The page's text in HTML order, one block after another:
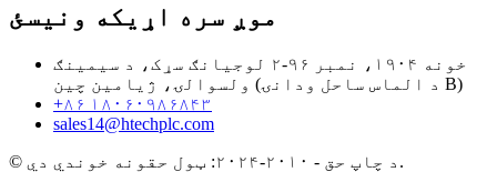
موږ سره اړیکه ونیسئ
خونه ۱۹۰۴، نمبر ۹۶-۲ لوجیانګ سړک، د سیمینګ
ولسوالۍ، ژیامین چین (د الماس ساحل ودانۍ B)
+۸۶ ۱۸۰۶۰۹۸۶۸۴۳
sales14@htechplc.com
© د چاپ حق - ۲۰۱۰-۲۰۲۴: ټول حقونه خوندي دي.